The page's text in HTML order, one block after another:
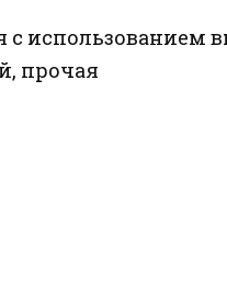
с
прочая